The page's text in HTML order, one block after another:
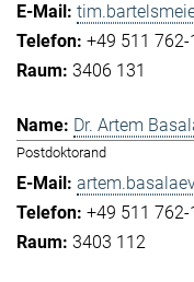
+49 511 762-
3406 131
Dr. Artem
Postdoktorand
+49 511 762-
3403 112